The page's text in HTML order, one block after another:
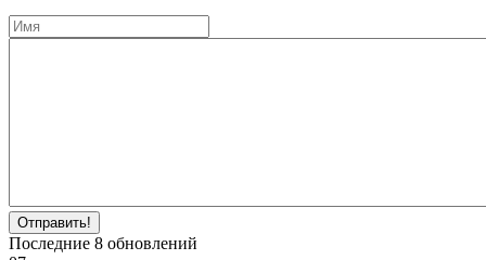
Отправить!
Последние 8 обновлений